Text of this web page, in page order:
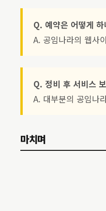
Q. 예약은 어떻게 하
A. 공임나라의 웹사
Q. 정비 후 서비스
A. 대부분의 공임나
마치며